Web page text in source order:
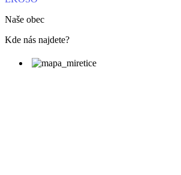
Naše obec
Kde nás najdete?